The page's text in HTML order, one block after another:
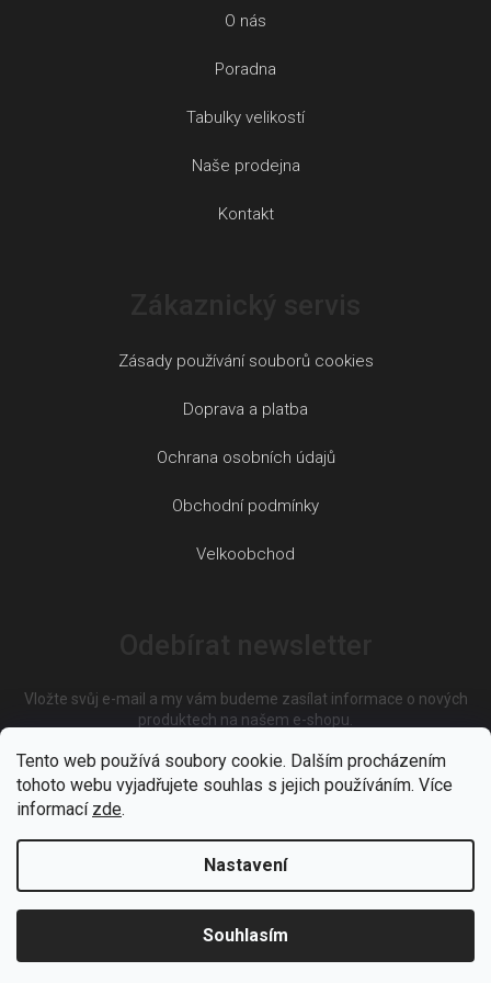
Tento web používá soubory cookie. Dalším procházením
tohoto webu vyjadřujete souhlas s jejich používáním. Více
informací zde.
Nastavení
Souhlasím
O nás
Poradna
Tabulky velikostí
Naše prodejna
Kontakt
Zásady používání souborů cookies
Doprava a platba
Ochrana osobních údajů
Obchodní podmínky
Velkoobchod
Vložte svůj e-mail a my vám budeme zasílat informace o nových
produktech na našem e-shopu.
E-mail
Vložením e-mailu souhlasíte spodmínkami ochrany osobních
údajů
PŘIHLÁSIT SE